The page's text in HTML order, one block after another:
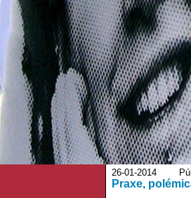
26-01-2014
Praxe,